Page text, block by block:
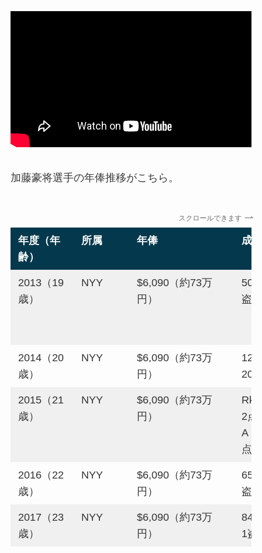
加藤豪将選手の年俸推移がこちら。
スクロールできます
年度（年
齢）
所属 年俸 成
2013（19
歳）
NYY
$6,090（約73万
円）
50
盗
2014（20
歳）
NYY
$6,090（約73万
円）
121
20
2015（21
歳）
NYY
$6,090（約73万
円）
Rk
2点
A：
点
2016（22
歳）
NYY
$6,090（約73万
円）
65
盗
2017（23
歳）
NYY
$6,090（約73万
円）
84
1盗